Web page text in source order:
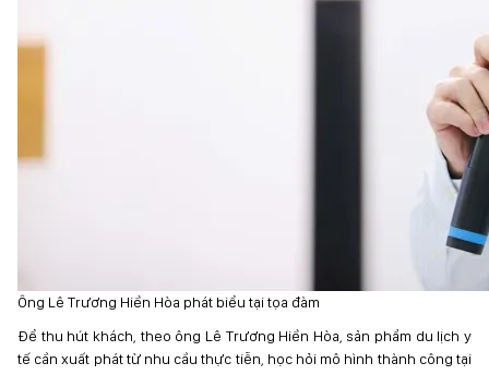
Ông Lê Trương Hiền Hòa phát biểu tại tọa đàm
Để thu hút khách, theo ông Lê Trương Hiền Hòa, sản phẩm du lịch y
tế cần xuất phát từ nhu cầu thực tiễn, học hỏi mô hình thành công tại